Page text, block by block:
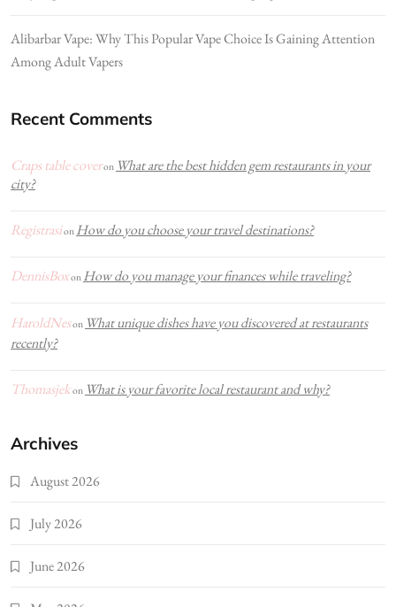
Alibarbar Vape: Why This Popular Vape Choice Is Gaining Attention
Among Adult Vapers
Recent Comments
Craps table coveron What are the best hidden gem restaurants in your
city?
Registrasion How do you choose your travel destinations?
DennisBoxon How do you manage your finances while traveling?
HaroldNeson What unique dishes have you discovered at restaurants
recently?
Thomasjekon What is your favorite local restaurant and why?
Archives
August 2026
July 2026
June 2026